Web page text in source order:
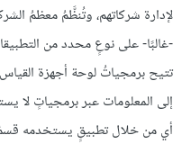
لإدارة شركاتهم، وتُنظَّمُ معظمُ
-غالبًا- على نوعٍ محدد من
تتيح برمجياتُ لوحة أجهزة
إلى المعلومات عبر برمجياتٍ لا
أي من خلال تطبيقٍ يستخدمه